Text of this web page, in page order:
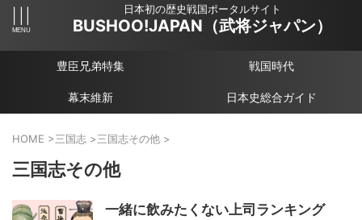
日本初の歴史戦国ポータルサイト
BUSHOO!JAPAN（武将ジャパン）
豊臣兄弟特集 戦国時代
幕末維新 日本史総合ガイド
HOME >三国志 >三国志その他 >
三国志その他
一緒に飲みたくない上司ランキング